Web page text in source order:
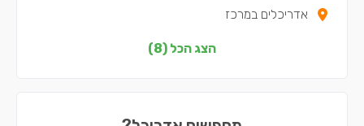
אדריכלים במרכז
אדריכלים בדרום
הצג הכל (8)